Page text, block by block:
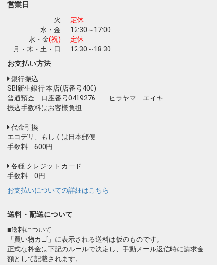
営業日
火
定休
水・金
12:30～17:00
水・金(祝)
定休
月・木・土・日
12:30～18:30
お支払い方法
銀行振込
SBI新生銀行 本店(店番号400)
普通預金 口座番号0419276 ヒラヤマ エイキ
振込手数料はお客様負担
代金引換
エコデリ、もしくは日本郵便
手数料 600円
各種 クレジット カード
手数料 0円
お支払いについての詳細はこちら
送料・配送について
■送料について
「買い物カゴ」に表示される送料は仮のものです。
正式な料金は下記のルールで決定し、手動メール返信時に請求金
額として記載されます。